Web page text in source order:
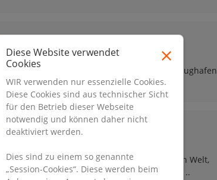
möglich,Vollzeit
Wie kaum ein anderer Ort steht der Flughafen
in Berlin. Er ist ein legendäres Symbol ..
(m/w/d)
bieten wir Reisenden auf der ganzen Welt,
beim Shopping über den Wolken oder auf ..
Diese Website verwendet
Cookies
WIR verwenden nur essenzielle Cookies.
Diese Cookies sind aus technischer Sicht
für den Betrieb dieser Webseite
notwendig und können daher nicht
deaktiviert werden.
Dies sind zu einem so genannte
„Session-Cookies“. Diese werden beim